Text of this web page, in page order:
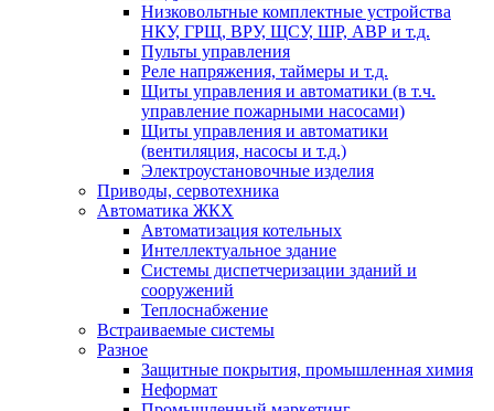
Низковольтные комплектные устройства
НКУ, ГРЩ, ВРУ, ЩСУ, ШР, АВР и т.д.
Пульты управления
Реле напряжения, таймеры и т.д.
Щиты управления и автоматики (в т.ч.
управление пожарными насосами)
Щиты управления и автоматики
(вентиляция, насосы и т.д.)
Электроустановочные изделия
Приводы, сервотехника
Автоматика ЖКХ
Автоматизация котельных
Интеллектуальное здание
Системы диспетчеризации зданий и
сооружений
Теплоснабжение
Встраиваемые системы
Разное
Защитные покрытия, промышленная химия
Неформат